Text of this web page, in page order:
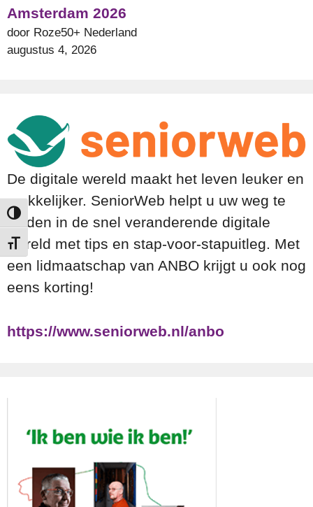
Keuze voor hoog contrast
Kies grootte van het lettertype
Amsterdam 2026
door Roze50+ Nederland
augustus 4, 2026
De digitale wereld maakt het leven leuker en
makkelijker. SeniorWeb helpt u uw weg te
vinden in de snel veranderende digitale
wereld met tips en stap-voor-stapuitleg. Met
een lidmaatschap van ANBO krijgt u ook nog
eens korting!
https://www.seniorweb.nl/anbo